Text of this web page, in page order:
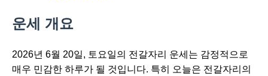
운세 개요
2026년 6월 20일, 토요일의 전갈자리 운세는 감정적으로
매우 민감한 하루가 될 것입니다. 특히 오늘은 전갈자리의